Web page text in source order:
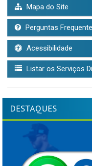
Mapa do Site
Perguntas
Acessibilidade
Listar os Serviços
DESTAQUES